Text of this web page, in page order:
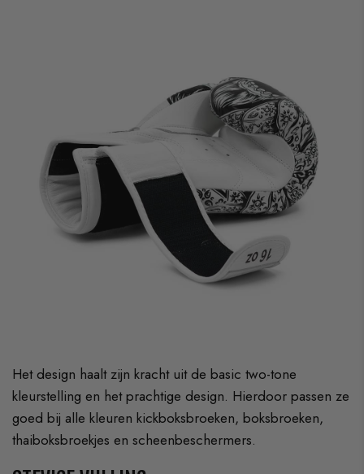
Het design haalt zijn kracht uit de basic two-tone
kleurstelling en het prachtige design. Hierdoor passen ze
goed bij alle kleuren kickboksbroeken, boksbroeken,
thaiboksbroekjes en scheenbeschermers.